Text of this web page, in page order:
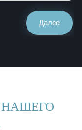
Далее
НАШЕГО